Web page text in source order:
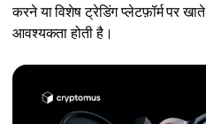
करने या विशेष ट्रेडिंग प्लेटफ़ॉर्म पर
आवश्यकता होती है।